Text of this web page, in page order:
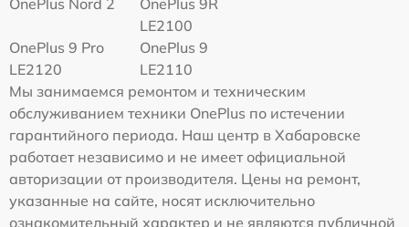
LE2100
OnePlus 9 Pro
LE2120
OnePlus 9
LE2110
Мы занимаемся ремонтом и техническим
обслуживанием техники OnePlus по истечении
гарантийного периода. Наш центр в Хабаровске
работает независимо и не имеет официальной
авторизации от производителя. Цены на ремонт,
указанные на сайте, носят исключительно
ознакомительный характер и не являются публичной